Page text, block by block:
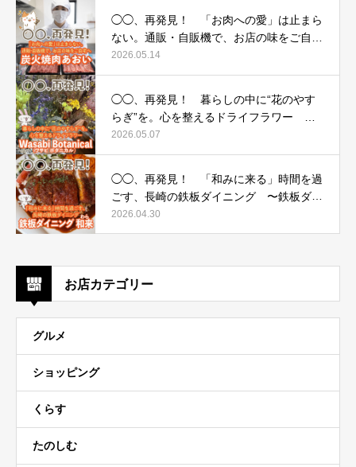
◯◯、再発見！ 「お肉への愛」は止まら
ない。通販・自販機で、お店の味をご自宅
へ 〜炭火焼肉あおい〜
2026.05.14
◯◯、再発見！ 暮らしの中に“花のやす
らぎ”を。心を整えるドライフラワー 〜
Wasabi Botanical（ワサビ ボタニカル）〜
2026.05.07
◯◯、再発見！ 「和みに来る」時間を過
ごす、長崎の鉄板ダイニング 〜鉄板ダイ
ニング 和来（わら）〜
2026.04.30
お店カテゴリー
グルメ
ショッピング
くらす
たのしむ